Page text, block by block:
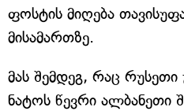
ფოსტის მიღება
მისამართზე.
მას შემდეგ, რაც რუსეთი
ნატოს წევრი ალბანეთი